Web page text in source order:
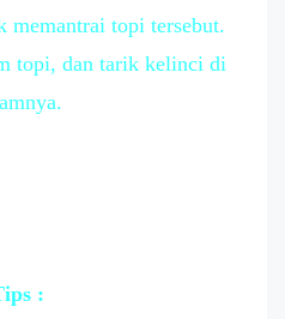
memantrai topi tersebut.
topi, dan tarik kelinci di
: